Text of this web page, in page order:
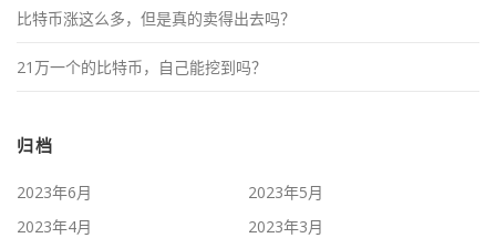
比特币涨这么多，但是真的卖得出去吗？
21万一个的比特币，自己能挖到吗？
归档
2023年6月
2023年5月
2023年4月
2023年3月